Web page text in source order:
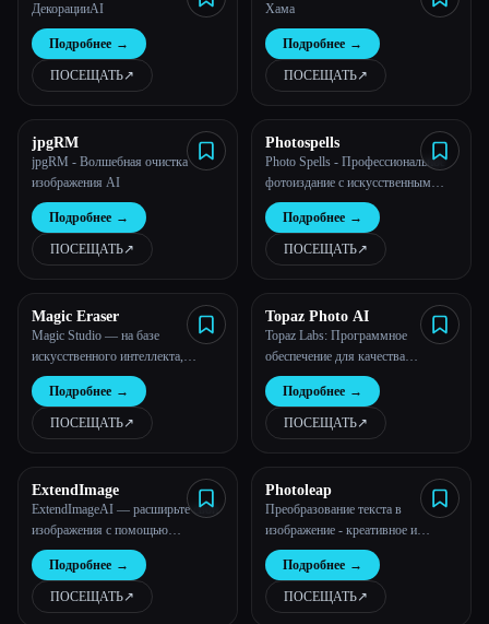
Esc
ДекорацииAI
Подробнее →
ПОСЕЩАТЬ↗︎
Хама
Подробнее →
ПОСЕЩАТЬ↗︎
jpgRM
jpgRM - Волшебная очистка
изображения AI
Подробнее →
ПОСЕЩАТЬ↗︎
Photospells
Photo Spells - Профессиональное
фотоиздание с искусственным
интеллектом
Подробнее →
ПОСЕЩАТЬ↗︎
Magic Eraser
Magic Studio — на базе
искусственного интеллекта,
созданная вами
Подробнее →
ПОСЕЩАТЬ↗︎
Topaz Photo AI
Topaz Labs: Программное
обеспечение для качества
изображения с искусственным
интеллектом
Подробнее →
ПОСЕЩАТЬ↗︎
ExtendImage
ExtendImageAI — расширьте свои
изображения с помощью
генеративного ИИ
Подробнее →
ПОСЕЩАТЬ↗︎
Photoleap
Преобразование текста в
изображение - креативное и
мощное приложение для
редактирования фотографий от
Lightricks
Подробнее →
ПОСЕЩАТЬ↗︎